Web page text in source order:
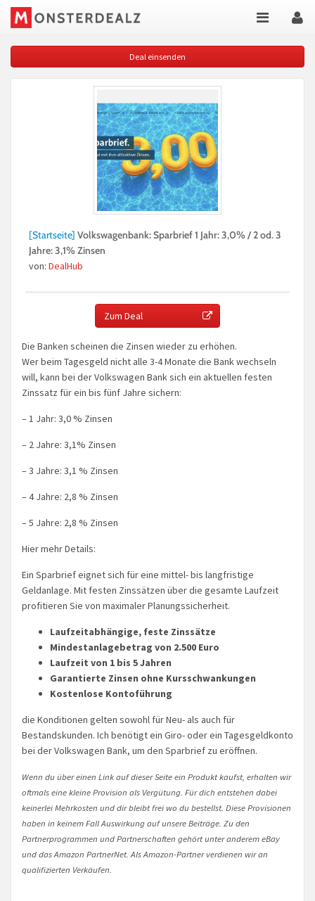
Deal einsenden
[Startseite] Volkswagenbank: Sparbrief 1 Jahr: 3,0% / 2 od. 3
Jahre: 3,1% Zinsen
von: DealHub
Zum Deal
Die Banken scheinen die Zinsen wieder zu erhöhen.
Wer beim Tagesgeld nicht alle 3-4 Monate die Bank wechseln
will, kann bei der Volkswagen Bank sich ein aktuellen festen
Zinssatz für ein bis fünf Jahre sichern:
– 1 Jahr: 3,0 % Zinsen
– 2 Jahre: 3,1% Zinsen
– 3 Jahre: 3,1 % Zinsen
– 4 Jahre: 2,8 % Zinsen
– 5 Jahre: 2,8 % Zinsen
Hier mehr Details:
Ein Sparbrief eignet sich für eine mittel- bis langfristige
Geldanlage. Mit festen Zinssätzen über die gesamte Laufzeit
profitieren Sie von maximaler Planungssicherheit.
Laufzeitabhängige, feste Zinssätze
Mindestanlagebetrag von 2.500 Euro
Laufzeit von 1 bis 5 Jahren
Garantierte Zinsen ohne Kursschwankungen
Kostenlose Kontoführung
die Konditionen gelten sowohl für Neu- als auch für
Bestandskunden. Ich benötigt ein Giro- oder ein Tagesgeldkonto
bei der Volkswagen Bank, um den Sparbrief zu eröffnen.
Wenn du über einen Link auf dieser Seite ein Produkt kaufst, erhalten wir
oftmals eine kleine Provision als Vergütung. Für dich entstehen dabei
keinerlei Mehrkosten und dir bleibt frei wo du bestellst. Diese Provisionen
haben in keinem Fall Auswirkung auf unsere Beiträge. Zu den
Partnerprogrammen und Partnerschaften gehört unter anderem eBay
und das Amazon PartnerNet. Als Amazon-Partner verdienen wir an
qualifizierten Verkäufen.